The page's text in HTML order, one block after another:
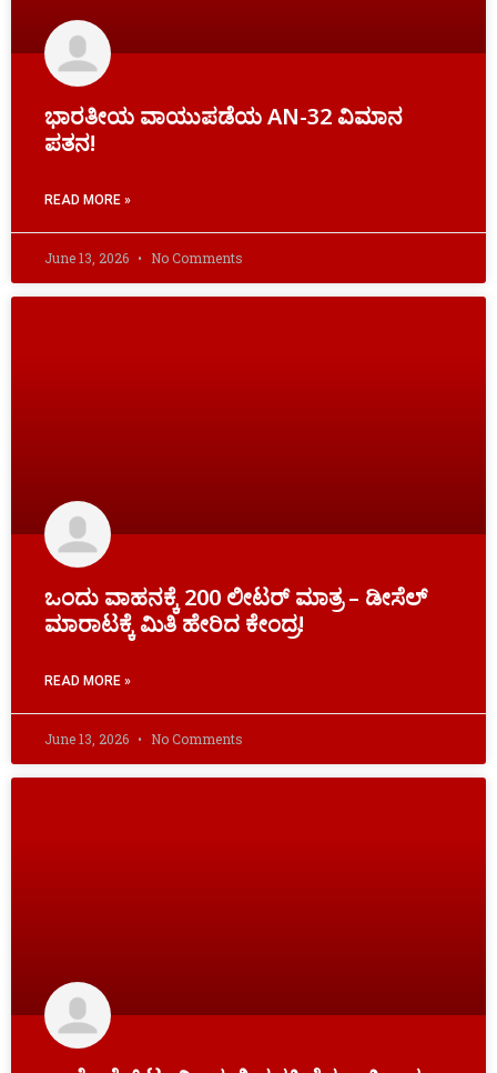
ಭಾರತೀಯ ವಾಯುಪಡೆಯ AN-32 ವಿಮಾನ
ಪತನ!
READ MORE »
June 13, 2026 No Comments
ಒಂದು ವಾಹನಕ್ಕೆ 200 ಲೀಟರ್‌ ಮಾತ್ರ – ಡೀಸೆಲ್‌
ಮಾರಾಟಕ್ಕೆ ಮಿತಿ ಹೇರಿದ ಕೇಂದ್ರ!
READ MORE »
June 13, 2026 No Comments